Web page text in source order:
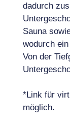
dadurch
Sauna
wodurch
Von der
*Link für
möglich.